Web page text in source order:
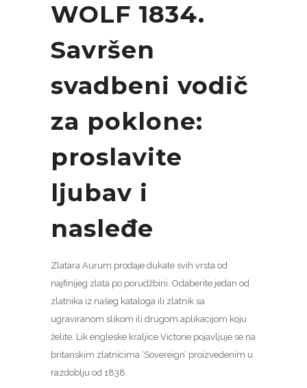
WOLF 1834.
Savršen
svadbeni vodič
za poklone:
proslavite
ljubav i
nasleđe
Zlatara Aurum prodaje dukate svih vrsta od
najfinijeg zlata po porudžbini. Odaberite jedan od
zlatnika iz našeg kataloga ili zlatnik sa
ugraviranom slikom ili drugom aplikacijom koju
želite. Lik engleske kraljice Victorie pojavljuje se na
britanskim zlatnicima ‘Sovereign’ proizvedenim u
razdoblju od 1838.